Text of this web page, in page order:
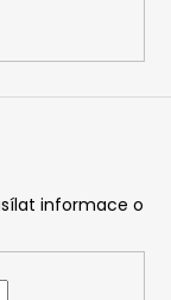
informace o